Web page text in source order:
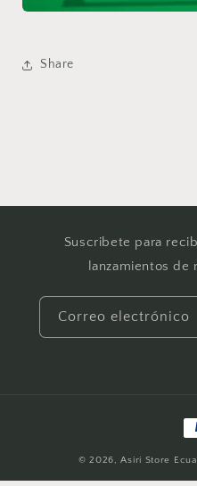
Share
Suscribete para
lanzamientos
Correo electrónico
© 2026,Asiri Store